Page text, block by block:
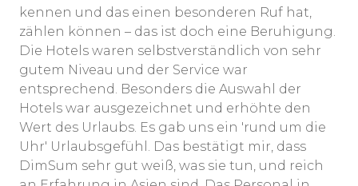
kennen und das einen besonderen Ruf hat,
zählen können – das ist doch eine Beruhigung.
Die Hotels waren selbstverständlich von sehr
gutem Niveau und der Service war
entsprechend. Besonders die Auswahl der
Hotels war ausgezeichnet und erhöhte den
Wert des Urlaubs. Es gab uns ein 'rund um die
Uhr' Urlaubsgefühl. Das bestätigt mir, dass
DimSum sehr gut weiß, was sie tun, und reich